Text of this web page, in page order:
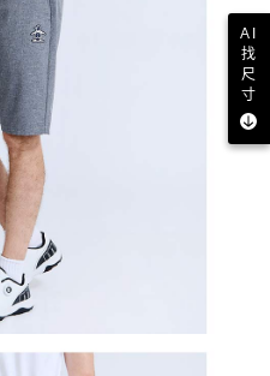
AI
找
尺
寸